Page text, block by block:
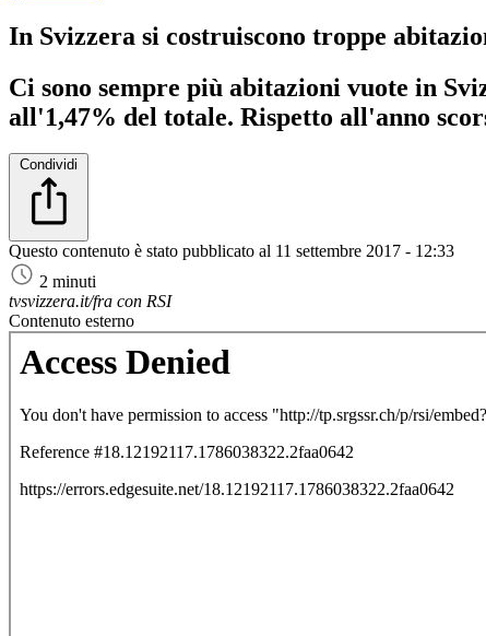
In Svizzera si costruiscono troppe
Ci sono sempre più abitazioni vuote in
all'1,47% del totale. Rispetto all'anno
Condividi
Questo contenuto è stato pubblicato al 11 settembre 2017 - 12:33
2 minuti
tvsvizzera.it/fra con RSI
Contenuto esterno